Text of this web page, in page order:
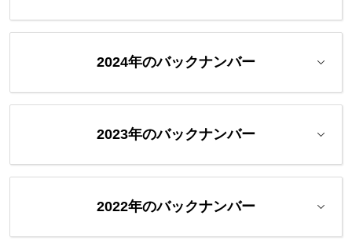
2024年のバックナンバー
2023年のバックナンバー
2022年のバックナンバー